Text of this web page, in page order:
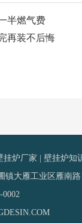
半燃气费
再装不后悔
挂炉厂家 壁挂炉知
镇大雁工业区雁南
0002